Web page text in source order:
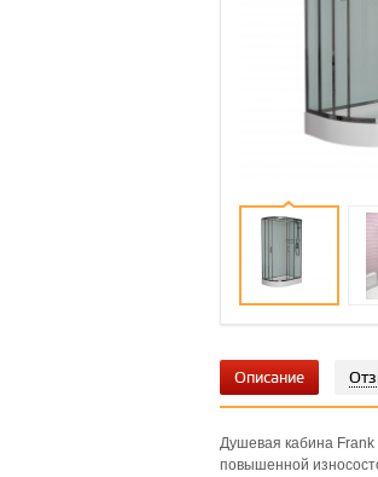
Описание
Душевая кабина
повышенной